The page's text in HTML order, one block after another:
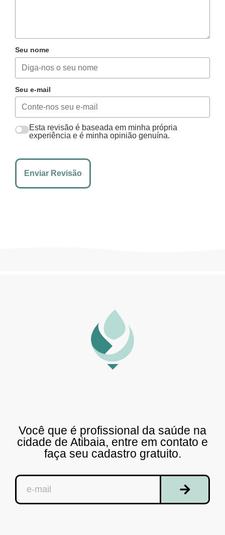
Seu nome
Seu e-mail
Esta revisão é baseada em minha própria
experiência e é minha opinião genuína.
Enviar Revisão
Você que é profissional da saúde na
cidade de Atibaia, entre em contato e
faça seu cadastro gratuito.